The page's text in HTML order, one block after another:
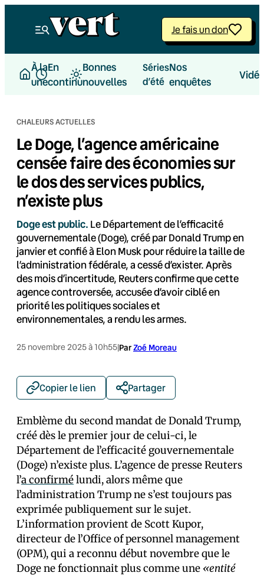
Je fais un don
À la
une
En
continu
Bonnes
nouvelles
Séries
d’été
Nos
enquêtes
CHALEURS ACTUELLES
Le Doge, l’agence américaine
censée faire des économies sur
le dos des services publics,
n’existe plus
Doge est public. Le Département de l’efficacité
gouvernementale (Doge), créé par Donald Trump en
janvier et confié à Elon Musk pour réduire la taille de
l’administration fédérale, a cessé d’exister. Après
des mois d’incertitude, Reuters confirme que cette
agence controversée, accusée d’avoir ciblé en
priorité les politiques sociales et
environnementales, a rendu les armes.
25 novembre 2025 à 10h55|ParZoé Moreau
Copier le lien Partager
Emblème du second mandat de Donald Trump,
créé dès le premier jour de celui-ci, le
Département de l’efficacité gouvernementale
(Doge) n’existe plus. L’agence de presse Reuters
l’a confirmélundi, alors même que
l’administration Trump ne s’est toujours pas
exprimée publiquement sur le sujet.
L’information provient de Scott Kupor,
directeur de l’Office of personnel management
(OPM), qui a reconnu début novembre que le
Doge ne fonctionnait plus comme une «entité